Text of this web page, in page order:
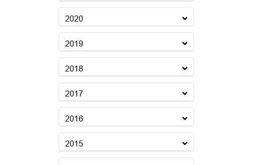
2020
2019
2018
2017
2016
2015